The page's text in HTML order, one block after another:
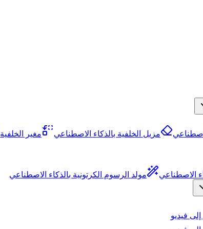
مزيل الخلفية بالذكاء الاصطناعي مغير الخلفية
الاصطناعي
مولد الرسوم الكرتونية بالذكاء الاصطناعي
فيديو